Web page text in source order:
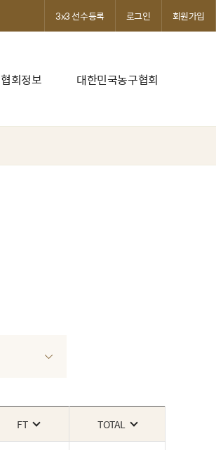
협회정보 대한민국농구협회
3x3 선수등록 로그인 회원가입
FT TOTAL